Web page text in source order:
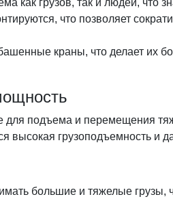
как грузов, так и людей, что
что позволяет
краны, что делает их
подъема и перемещения
высокая грузоподъемность и
большие и тяжелые грузы,